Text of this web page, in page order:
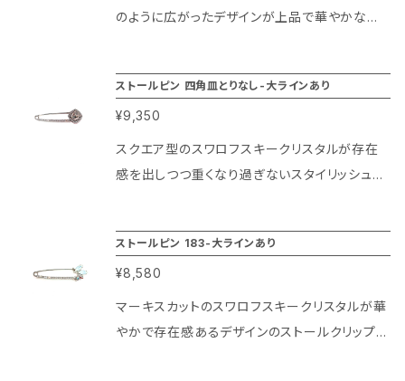
すよ！ シンプルなデザインの分、使い方も様々に
のように広がったデザインが上品で華やかな印
クリスタルが印象的ですが、ピン自体が小ぶりな
為ブローチ風に身に着けても派手になり過ぎず
さり気なくカジュアルにお楽しみ頂けます。 秋冬
のマフラーやコートのアクセントとしても使いや
ストールピン 四角皿とりなし-大ラインあり
¥9,350
スクエア型のスワロフスキークリスタルが存在
感を出しつつ重くなり過ぎないスタイリッシュさ
ークリスタル特融の華やかな輝きも楽しめるデ
ザインになっております！ また、ストールピン部
分は大きめに作られていますので厚手のマフラ
ーや大判ストール、コート用のブローチにも使い
ストールピン 183-大ラインあり
¥8,580
マーキスカットのスワロフスキークリスタルが華
やかで存在感あるデザインのストールクリップに